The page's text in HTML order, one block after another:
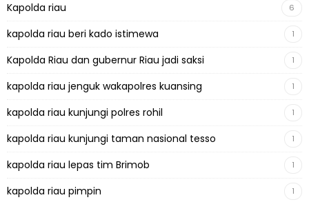
Kapolda riau 6
kapolda riau beri kado istimewa 1
Kapolda Riau dan gubernur Riau jadi saksi 1
kapolda riau jenguk wakapolres kuansing 1
kapolda riau kunjungi polres rohil 1
kapolda riau kunjungi taman nasional tesso 1
kapolda riau lepas tim Brimob 1
kapolda riau pimpin 1